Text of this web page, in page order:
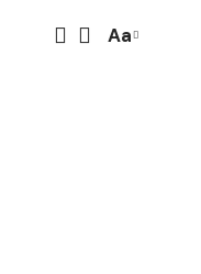
Font
Aa